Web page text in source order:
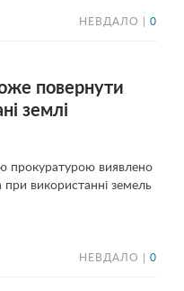
НЕВДАЛО | 0
повернути
землі
прокуратурою виявлено
використанні земель
НЕВДАЛО | 0